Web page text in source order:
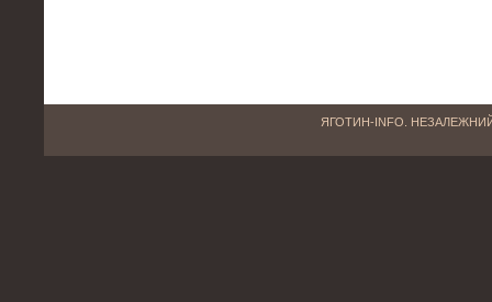
ЯГОТИН-INFO.